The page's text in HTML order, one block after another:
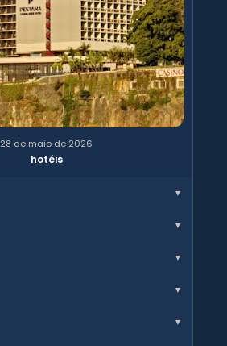
28 de maio de 2026
hotéis
▼
▼
▼
▼
▼